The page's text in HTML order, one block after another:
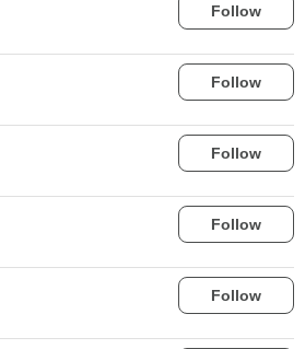
Follow
Follow
Follow
Follow
Follow